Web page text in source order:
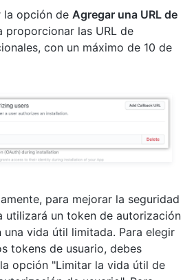
la opción de Agregar una URL de
proporcionar las URL de
con un máximo de 10 de
para mejorar la seguridad
utilizará un token de autorización
una vida útil limitada. Para elegir
tokens de usuario, debes
opción "Limitar la vida útil de